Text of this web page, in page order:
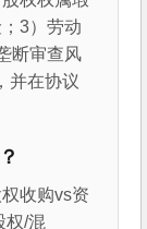
3）劳动
断审查风
并在协议
收购vs资
权/混